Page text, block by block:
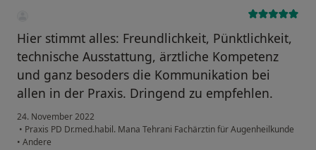
Hier stimmt alles: Freundlichkeit, Pünktlichkeit,
technische Ausstattung, ärztliche Kompetenz
und ganz besoders die Kommunikation bei
allen in der Praxis. Dringend zu empfehlen.
24. November 2022
• Praxis PD Dr.med.habil. Mana Tehrani Fachärztin für Augenheilkunde
• Andere